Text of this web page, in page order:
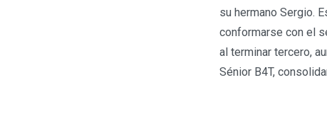
su hermano Sergio.
conformarse con el
al terminar tercero,
Sénior B4T,